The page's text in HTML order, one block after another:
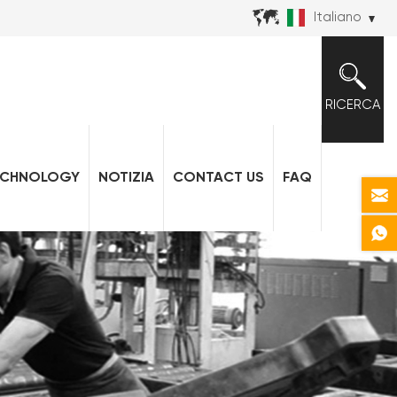
Italiano
RICERCA
NOTIZIA CONTACT US FAQ